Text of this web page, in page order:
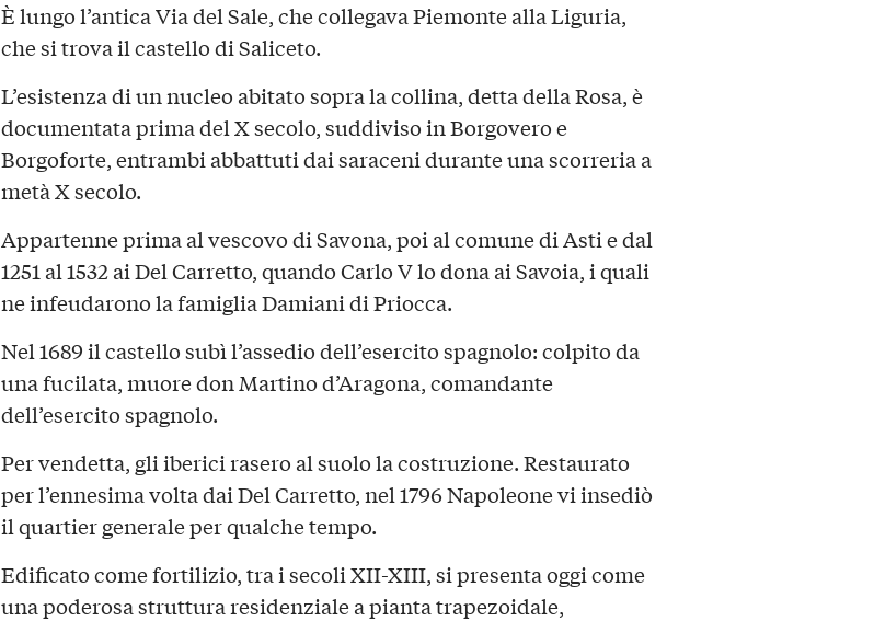
È lungo l’antica Via del Sale, che collegava Piemonte alla Liguria,
che si trova il castello di Saliceto.
L’esistenza di un nucleo abitato sopra la collina, detta della Rosa, è
documentata prima del X secolo, suddiviso in Borgovero e
Borgoforte, entrambi abbattuti dai saraceni durante una scorreria a
metà X secolo.
Appartenne prima al vescovo di Savona, poi al comune di Asti e dal
1251 al 1532 ai Del Carretto, quando Carlo V lo dona ai Savoia, i quali
ne infeudarono la famiglia Damiani di Priocca.
Nel 1689 il castello subì l’assedio dell’esercito spagnolo: colpito da
una fucilata, muore don Martino d’Aragona, comandante
dell’esercito spagnolo.
Per vendetta, gli iberici rasero al suolo la costruzione. Restaurato
per l’ennesima volta dai Del Carretto, nel 1796 Napoleone vi insediò
il quartier generale per qualche tempo.
Edificato come fortilizio, tra i secoli XII-XIII, si presenta oggi come
una poderosa struttura residenziale a pianta trapezoidale,